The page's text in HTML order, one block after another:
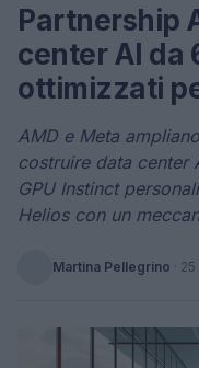
Partnership
center AI da
ottimizzati
AMD e Meta
costruire data center
GPU Instinct
Helios con un
Martina Pellegrino ·